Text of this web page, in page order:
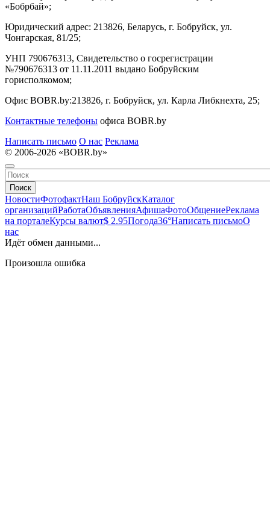
«Бобрбай»;
Юридический адрес: 213826, Беларусь, г. Бобруйск, ул.
Чонгарская, 81/25;
УНП 790676313, Свидетельство о госрегистрации
№790676313 от 11.11.2011 выдано Бобруйским
горисполкомом;
Офис BOBR.by:213826, г. Бобруйск, ул. Карла Либкнехта, 25;
Контактные телефоны офиса BOBR.by
Написать письмо О нас Реклама
© 2006-2026 «BOBR.by»
Поиск
НовостиФотофактНаш БобруйскКаталог
организацийРаботаОбъявленияАфишаФотоОбщениеРеклама
на порталеКурсы валют$ 2.95Погода36°Написать письмоО
нас
Идёт обмен данными...
Произошла ошибка